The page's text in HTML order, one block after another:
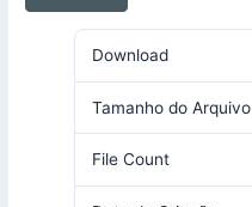
Download
Tamanho do Arquivo
File Count